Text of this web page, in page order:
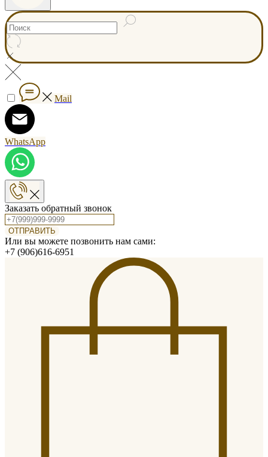
Mail
WhatsApp
Заказать обратный звонок
ОТПРАВИТЬ
Или вы можете позвонить нам сами:
+7 (906)616-6951